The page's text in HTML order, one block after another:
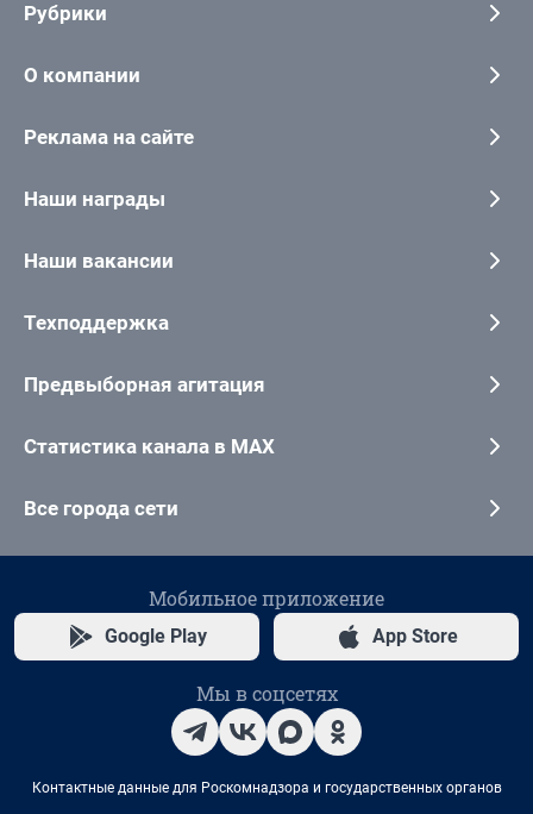
Рубрики
О компании
Реклама на сайте
Наши награды
Наши вакансии
Техподдержка
Предвыборная агитация
Статистика канала в MAX
Все города сети
Мобильное приложение
Google Play App Store
Мы в соцсетях
Контактные данные для Роскомнадзора и государственных органов